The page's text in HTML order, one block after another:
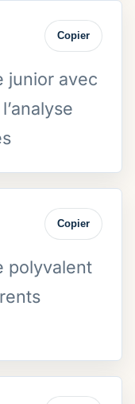
Copier
junior avec
Copier
polyvalent